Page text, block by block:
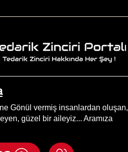
Gönül vermiş insanlardan oluşan,
güzel bir aileyiz... Aramıza